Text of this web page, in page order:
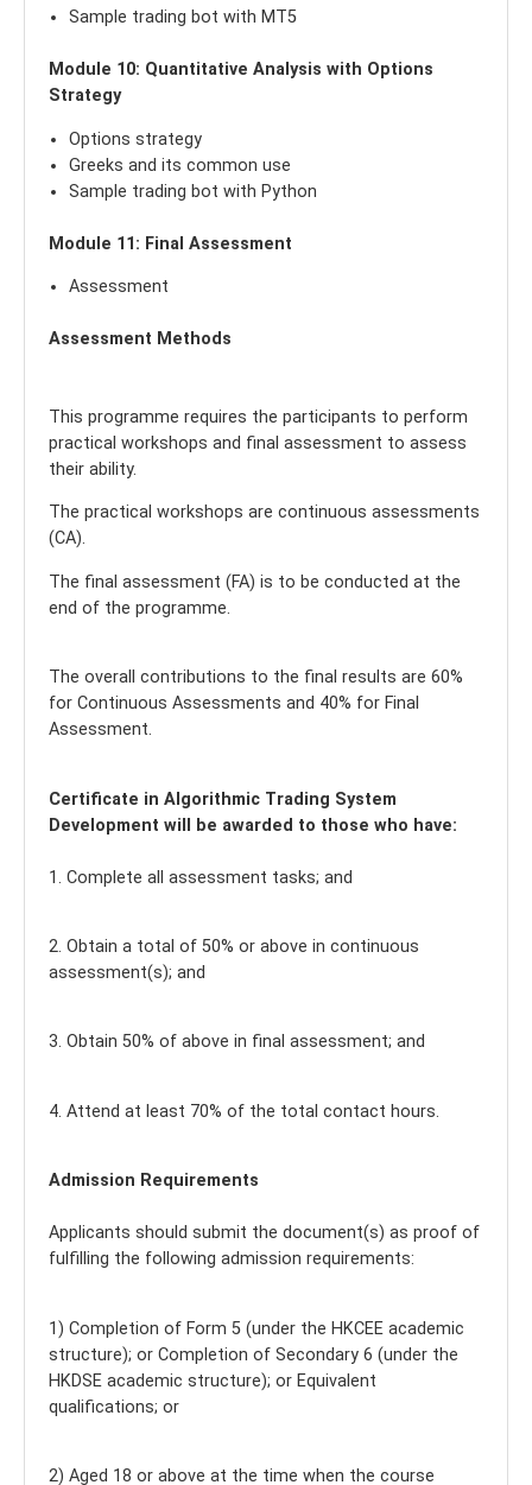
Sample trading bot with MT5
Module 10: Quantitative Analysis with Options
Strategy
Options strategy
Greeks and its common use
Sample trading bot with Python
Module 11: Final Assessment
Assessment
Assessment Methods
This programme requires the participants to perform
practical workshops and final assessment to assess
their ability.
The practical workshops are continuous assessments
(CA).
The final assessment (FA) is to be conducted at the
end of the programme.
The overall contributions to the final results are 60%
for Continuous Assessments and 40% for Final
Assessment.
Certificate in Algorithmic Trading System
Development will be awarded to those who have:
1. Complete all assessment tasks; and
2. Obtain a total of 50% or above in continuous
assessment(s); and
3. Obtain 50% of above in final assessment; and
4. Attend at least 70% of the total contact hours.
Admission Requirements
Applicants should submit the document(s) as proof of
fulfilling the following admission requirements:
1) Completion of Form 5 (under the HKCEE academic
structure); or Completion of Secondary 6 (under the
HKDSE academic structure); or Equivalent
qualifications; or
2) Aged 18 or above at the time when the course